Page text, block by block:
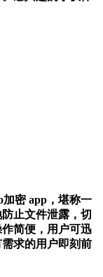
加密 app，堪称一
止文件泄露，切
简便，用户可迅
求的用户即刻前